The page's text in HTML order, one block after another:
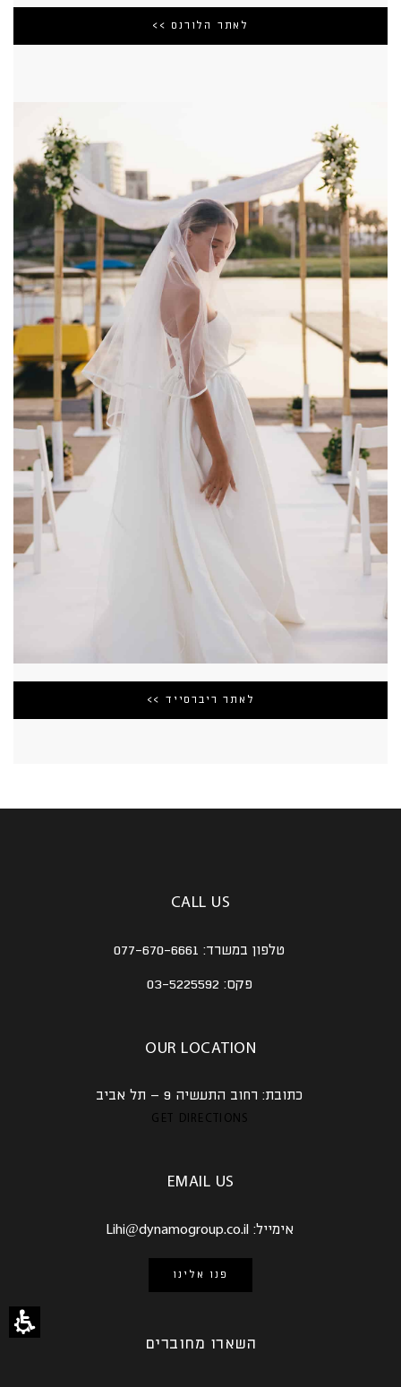
לאתר הלורנס >>
לאתר ריברסייד >>
CALL US
טלפון במשרד: 077-670-6661
פקס:03-5225592
OUR LOCATION
כתובת: רחוב התעשיה 9 – תל אביב
GET DIRECTIONS
EMAIL US
אימייל: Lihi@dynamogroup.co.il
פנו אלינו
השארו מחוברים